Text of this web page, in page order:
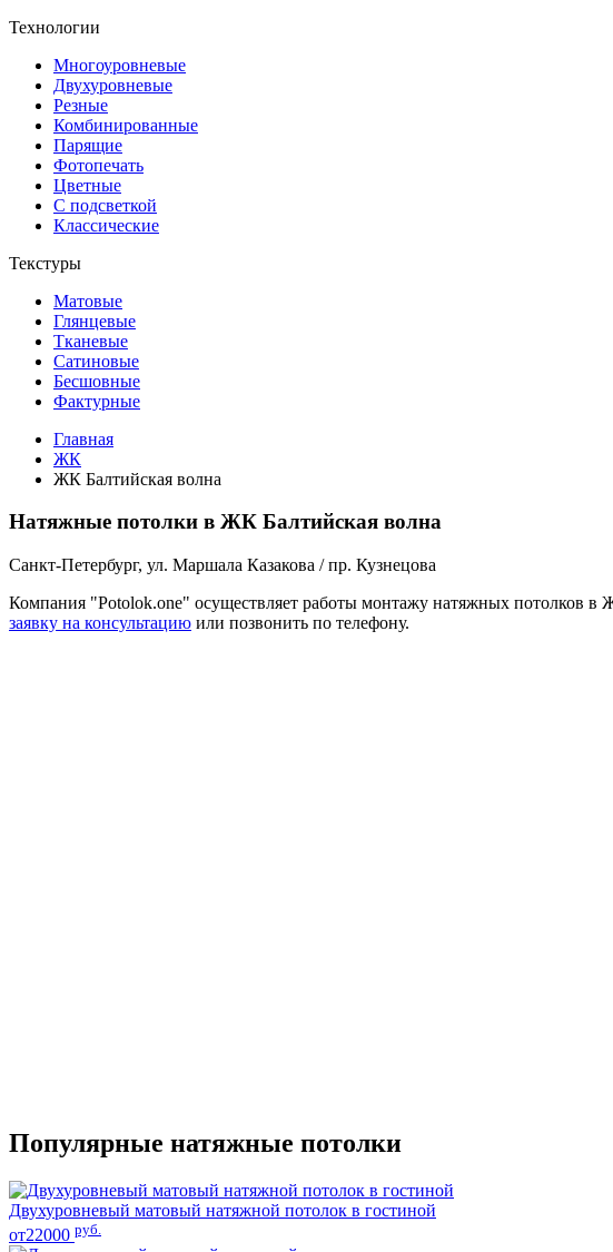
Технологии
Многоуровневые
Двухуровневые
Резные
Комбинированные
Парящие
Фотопечать
Цветные
С подсветкой
Классические
Текстуры
Матовые
Глянцевые
Тканевые
Сатиновые
Бесшовные
Фактурные
Главная
ЖК
ЖК Балтийская волна
Натяжные потолки в ЖК Балтийская волна
Санкт-Петербург, ул. Маршала Казакова / пр. Кузнецова
Компания "Potolok.one" осуществляет работы монтажу натяжных потолков
заявку на консультацию или позвонить по телефону.
Популярные натяжные потолки
Двухуровневый матовый натяжной потолок в гостиной
от22000 руб.